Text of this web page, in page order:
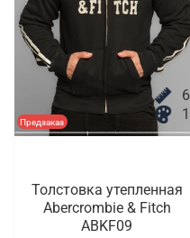
Предзаказ
6
1
Толстовка утепленная
Abercrombie & Fitch
ABKF09